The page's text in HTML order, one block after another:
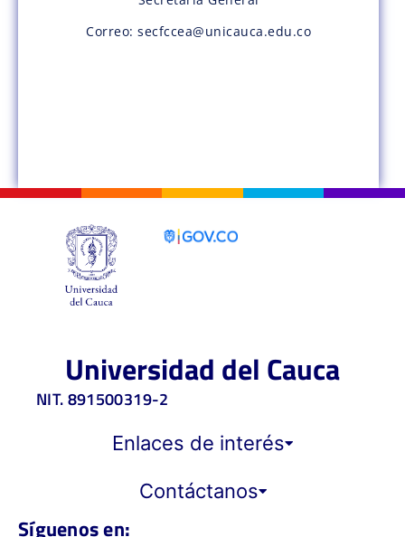
Correo: secfccea@unicauca.edu.co
Universidad del Cauca
NIT. 891500319-2
Enlaces de interés
Contáctanos
Síguenos en: